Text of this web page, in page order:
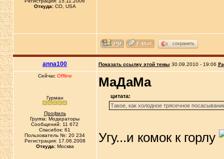
Откуда:CO, USA
сохранить
anna100 Показать ссылку этой темы 30.09.2010 - 19:06
Сейчас Offline
Гурман
Профиль
Группа: Модераторы
Сообщений: 11 672
Спасибок: 61
Пользователь №: 20 234
Регистрация: 17.06.2008
Откуда:Москва
МаДаМа
цитата:
Такое, как холодное трясечное
Угу...и комок к горлу